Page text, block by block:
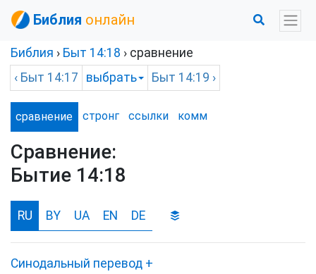
Библия онлайн
Библия › Быт 14:18 › сравнение
‹ Быт 14:17 выбрать Быт 14:19 ›
сравнение стронг ссылки комм
Сравнение:
Бытие 14:18
RU BY UA EN DE
Синодальный перевод +